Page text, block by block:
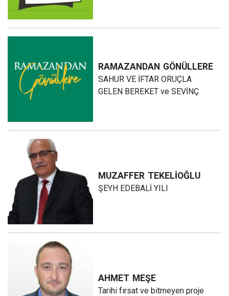
RAMAZANDAN GÖNÜLLERE
SAHUR VE İFTAR ORUÇLA
GELEN BEREKET ve SEVİNÇ
MUZAFFER TEKELİOĞLU
ŞEYH EDEBALİ YILI
AHMET MEŞE
Tarihi fırsat ve bitmeyen proje